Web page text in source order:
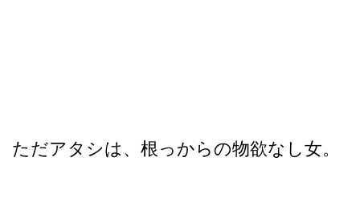
ただアタシは、根っからの物欲なし女。